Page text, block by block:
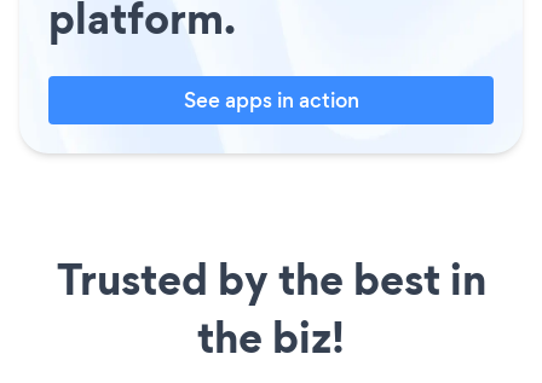
platform.
See apps in action
Trusted by the best in
the biz!